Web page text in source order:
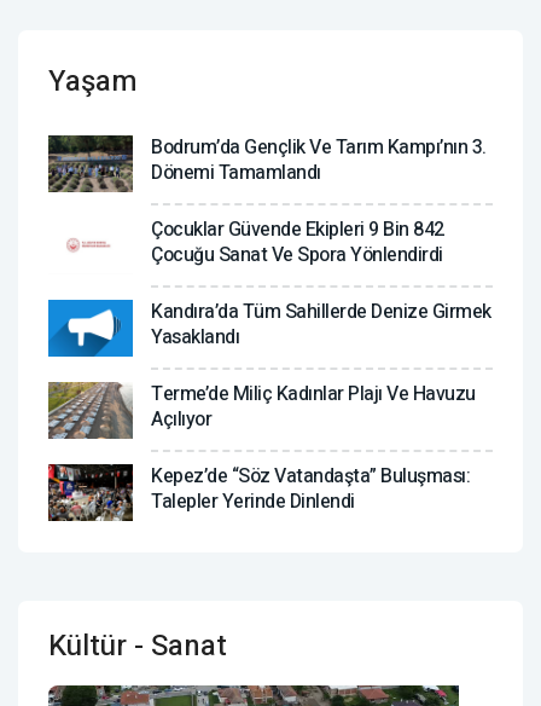
Yaşam
Bodrum’da Gençlik Ve Tarım Kampı’nın 3.
Dönemi Tamamlandı
Çocuklar Güvende Ekipleri 9 Bin 842
Çocuğu Sanat Ve Spora Yönlendirdi
Kandıra’da Tüm Sahillerde Denize Girmek
Yasaklandı
Terme’de Miliç Kadınlar Plajı Ve Havuzu
Açılıyor
Kepez’de “Söz Vatandaşta” Buluşması:
Talepler Yerinde Dinlendi
Kültür - Sanat